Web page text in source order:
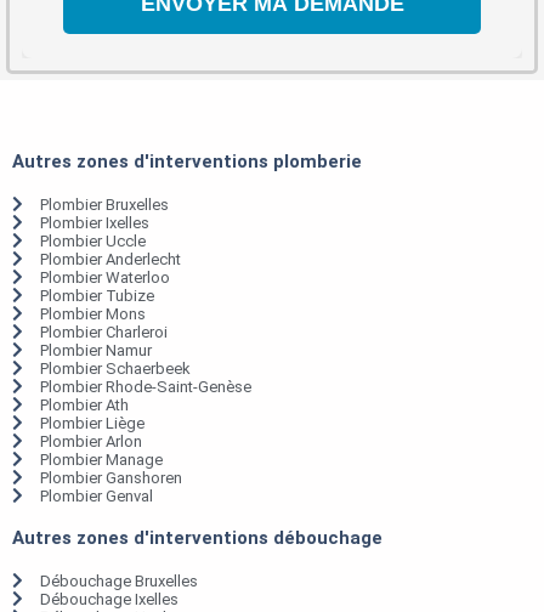
Autres zones d'interventions plomberie
Plombier Bruxelles
Plombier Ixelles
Plombier Uccle
Plombier Anderlecht
Plombier Waterloo
Plombier Tubize
Plombier Mons
Plombier Charleroi
Plombier Namur
Plombier Schaerbeek
Plombier Rhode-Saint-Genèse
Plombier Ath
Plombier Liège
Plombier Arlon
Plombier Manage
Plombier Ganshoren
Plombier Genval
Autres zones d'interventions débouchage
Débouchage Bruxelles
Débouchage Ixelles